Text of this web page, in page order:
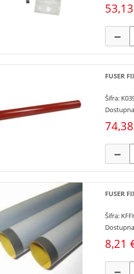
FUSER
Šifra:
FUSER
Šifra:
8,21